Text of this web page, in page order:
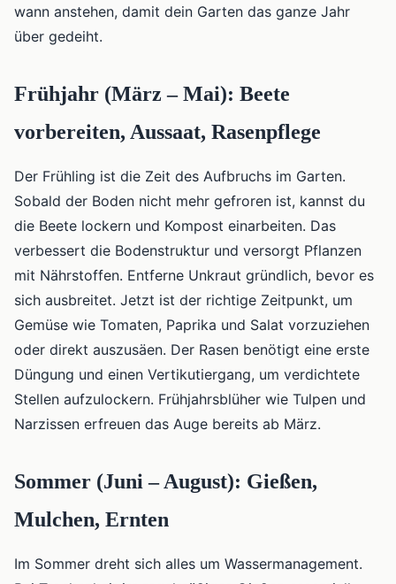
wann anstehen, damit dein Garten das ganze Jahr
über gedeiht.
Frühjahr (März – Mai): Beete
vorbereiten, Aussaat, Rasenpflege
Der Frühling ist die Zeit des Aufbruchs im Garten.
Sobald der Boden nicht mehr gefroren ist, kannst du
die Beete lockern und Kompost einarbeiten. Das
verbessert die Bodenstruktur und versorgt Pflanzen
mit Nährstoffen. Entferne Unkraut gründlich, bevor es
sich ausbreitet. Jetzt ist der richtige Zeitpunkt, um
Gemüse wie Tomaten, Paprika und Salat vorzuziehen
oder direkt auszusäen. Der Rasen benötigt eine erste
Düngung und einen Vertikutiergang, um verdichtete
Stellen aufzulockern. Frühjahrsblüher wie Tulpen und
Narzissen erfreuen das Auge bereits ab März.
Sommer (Juni – August): Gießen,
Mulchen, Ernten
Im Sommer dreht sich alles um Wassermanagement.